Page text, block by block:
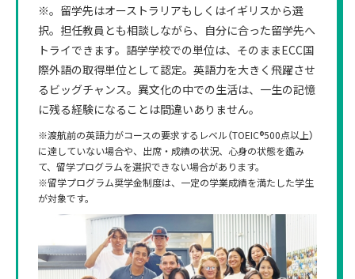
※。留学先はオーストラリアもしくはイギリスから選
択。担任教員とも相談しながら、自分に合った留学先へ
トライできます。語学学校での単位は、そのままECC国
際外語の取得単位として認定。英語力を大きく飛躍させ
るビッグチャンス。異文化の中での生活は、一生の記憶
に残る経験になることは間違いありません。
※渡航前の英語力がコースの要求するレベル（TOEIC®500点以上）
に達していない場合や、出席・成績の状況、心身の状態を鑑み
て、留学プログラムを選択できない場合があります。
※留学プログラム奨学金制度は、一定の学業成績を満たした学生
が対象です。